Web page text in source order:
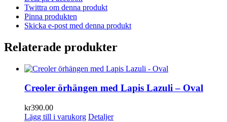
Twittra om denna produkt
Pinna produkten
Skicka e-post med denna produkt
Relaterade produkter
Creoler örhängen med Lapis Lazuli – Oval
kr390.00
Lägg till i varukorg Detaljer